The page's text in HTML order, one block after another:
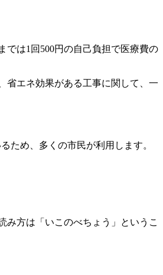
では1回500円の自己負担で医療費の
省エネ効果がある工事に関して、一
ため、多くの市民が利用します。
方は「いこのべちょう」というこ